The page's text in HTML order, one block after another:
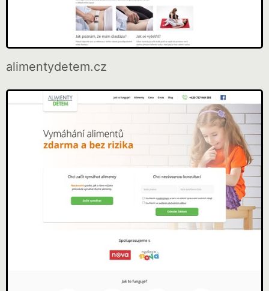
alimentydetem.cz